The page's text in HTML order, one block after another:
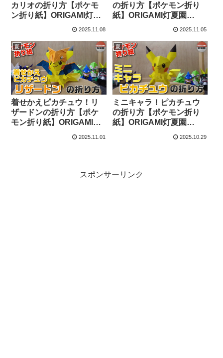
カリオの折り方【ポケモ
ン折り紙】ORIGAMI灯夏
園 Pokemon origami
伝承&創作折り紙
2025.11.08
の折り方【ポケモン折り
紙】ORIGAMI灯夏園
Pokemon origami
創作折り紙
2025.11.05
夏
着せかえピカチュウ！リ
ザードンの折り方【ポケ
モン折り紙】ORIGAMI灯
PikachuCharizard – 灯夏
2025.11.01
夏
ミニキャラ！ピカチュウ
の折り方【ポケモン折り
紙】ORIGAMI灯夏園
Pikachu – 灯夏園伝承&創
2025.10.29
スポンサーリンク